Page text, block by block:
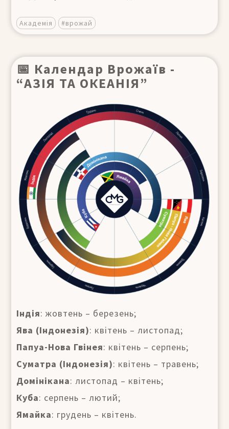
Академія #врожай
📅 Календар Врожаїв -
“АЗІЯ ТА ОКЕАНІЯ”
Індія: жовтень – березень;
Ява (Індонезія): квітень – листопад;
Папуа-Нова Гвінея: квітень – серпень;
Суматра (Індонезія): квітень – травень;
Домінікана: листопад – квітень;
Куба: серпень – лютий;
Ямайка: грудень – квітень.